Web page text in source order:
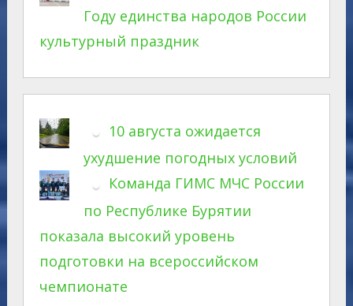
Году единства народов России
культурный праздник
10 августа ожидается
ухудшение погодных условий
Команда ГИМС МЧС России
по Республике Бурятии
показала высокий уровень
подготовки на всероссийском
чемпионате